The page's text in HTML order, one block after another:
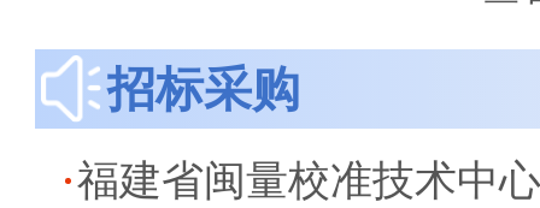
招标采购